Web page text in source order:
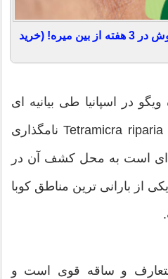
جای هر زخم و بخیه با این روش در 3 هفته از بین میره! (خرید
در اسپانیا طی بیانیه ای
گفت: این گونه های جدید Tetramicra riparia نامگذاری
ای است به محل کشف آن در
از بارانی ترین مناطق کوبا
و ساقه قوی است و